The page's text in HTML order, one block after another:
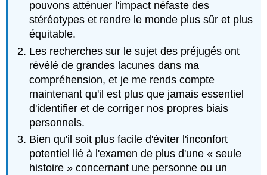
pouvons atténuer l'impact néfaste des
stéréotypes et rendre le monde plus sûr et plus
équitable.
Les recherches sur le sujet des préjugés ont
révélé de grandes lacunes dans ma
compréhension, et je me rends compte
maintenant qu'il est plus que jamais essentiel
d'identifier et de corriger nos propres biais
personnels.
Bien qu'il soit plus facile d'éviter l'inconfort
potentiel lié à l'examen de plus d'une « seule
histoire » concernant une personne ou un